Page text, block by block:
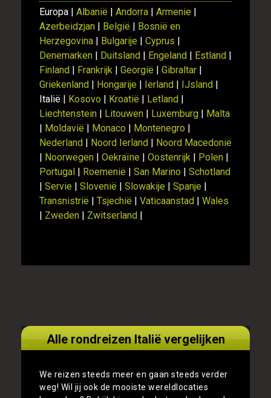
Europa | Albanië | Andorra | Armenie |
Azerbeidzjan | België | Bosnië en
Herzegovina | Bulgarije | Cyprus |
Denemarken | Duitsland | Engeland | Estland |
Finland | Frankrijk | Georgië | Gibraltar |
Griekenland | Hongarije | Ierland | IJsland |
Italië | Kosovo | Kroatië | Letland |
Liechtenstein | Litouwen | Luxemburg | Malta
| Moldavië | Monaco | Montenegro |
Nederland | Noord Ierland | Noord Macedonië
| Noorwegen | Oekraïne | Oostenrijk | Polen |
Portugal | Roemenië | San Marino | Schotland
| Servie | Slovenië | Slowakije | Spanje |
Transnistrië | Tsjechië | Vaticaanstad | Wales
| Zweden | Zwitserland |
Alle rondreizen Italië vergelijken
We reizen steeds meer en gaan steeds verder
weg! Wil jij ook de mooiste wereldlocaties